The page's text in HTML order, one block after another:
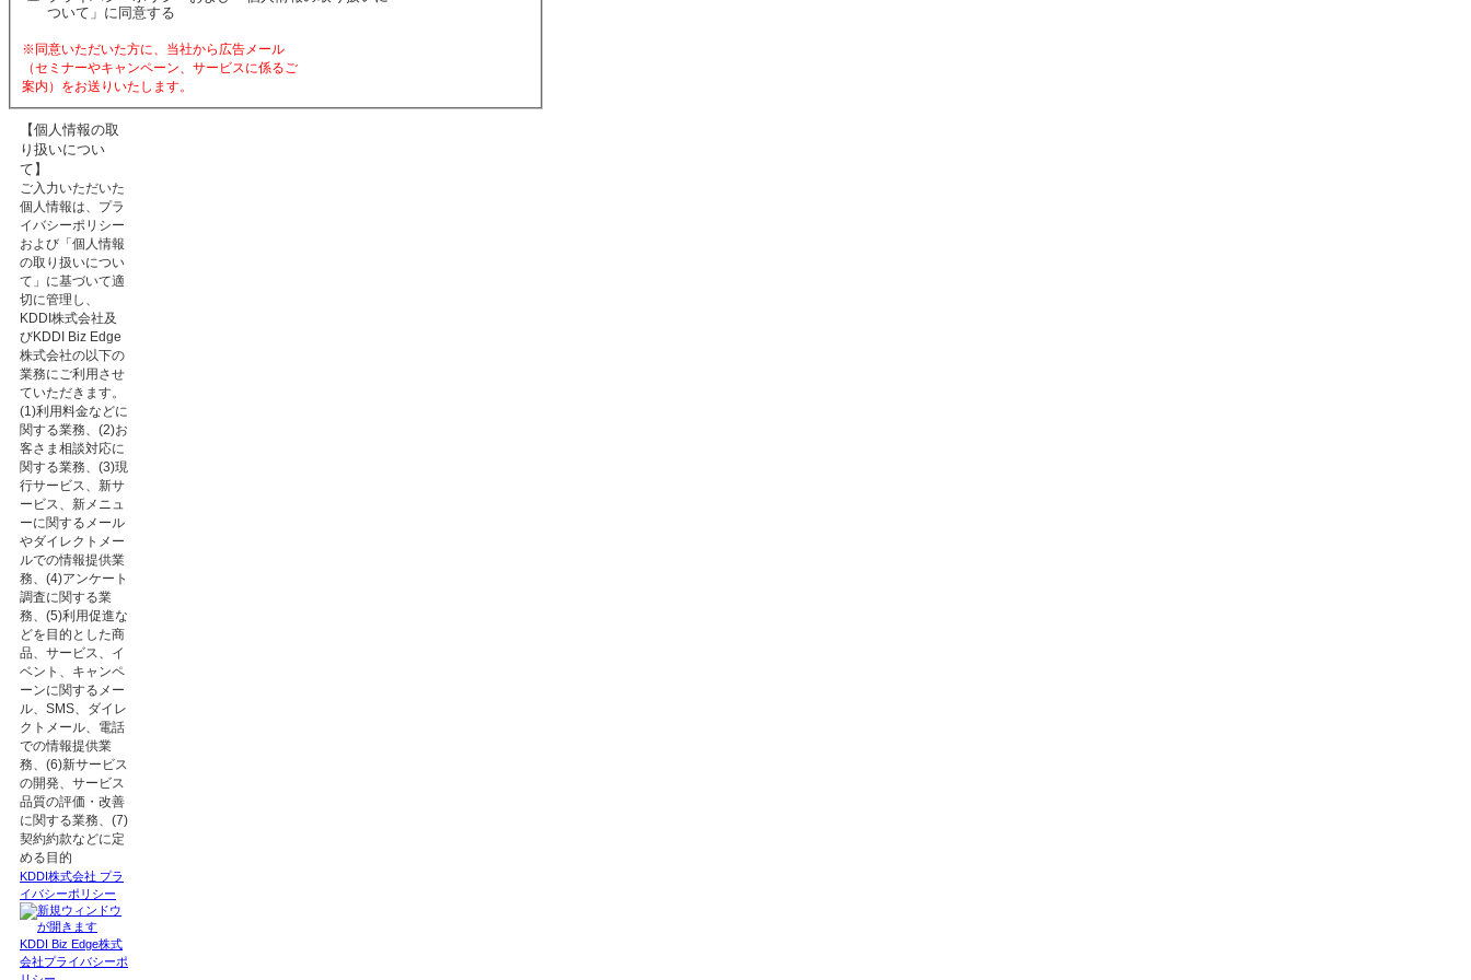
ついて」に同意する
※同意いただいた方に、当社から広告メール
（セミナーやキャンペーン、サービスに係るご
案内）をお送りいたします。
【個人情報の取
り扱いについ
て】
ご入力いただいた
個人情報は、プラ
イバシーポリシー
および「個人情報
の取り扱いについ
て」に基づいて適
切に管理し、
KDDI株式会社及
びKDDI Biz Edge
株式会社の以下の
業務にご利用させ
ていただきます。
(1)利用料金などに
関する業務、(2)お
客さま相談対応に
関する業務、(3)現
行サービス、新サ
ービス、新メニュ
ーに関するメール
やダイレクトメー
ルでの情報提供業
務、(4)アンケート
調査に関する業
務、(5)利用促進な
どを目的とした商
品、サービス、イ
ベント、キャンペ
ーンに関するメー
ル、SMS、ダイレ
クトメール、電話
での情報提供業
務、(6)新サービス
の開発、サービス
品質の評価・改善
に関する業務、(7)
契約約款などに定
める目的
KDDI株式会社 プラ
イバシーポリシー
KDDI Biz Edge株式
会社プライバシーポ